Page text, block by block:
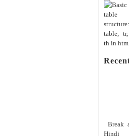
Break
Hindi